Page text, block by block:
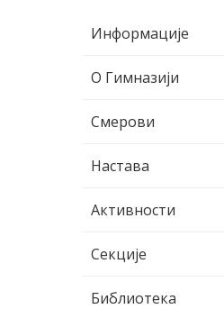
Информације
О Гимназији
Смерови
Настава
Активности
Секције
Библиотека